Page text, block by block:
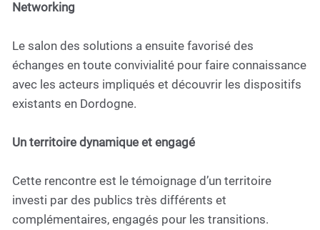
Networking
Le salon des solutions a ensuite favorisé des
échanges en toute convivialité pour faire connaissance
avec les acteurs impliqués et découvrir les dispositifs
existants en Dordogne.
Un territoire dynamique et engagé
Cette rencontre est le témoignage d’un territoire
investi par des publics très différents et
complémentaires, engagés pour les transitions.